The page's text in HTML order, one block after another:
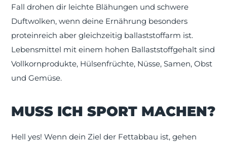
Fall drohen dir leichte Blähungen und schwere
Duftwolken, wenn deine Ernährung besonders
proteinreich aber gleichzeitig ballaststoffarm ist.
Lebensmittel mit einem hohen Ballaststoffgehalt sind
Vollkornprodukte, Hülsenfrüchte, Nüsse, Samen, Obst
und Gemüse.
MUSS ICH SPORT MACHEN?
Hell yes! Wenn dein Ziel der Fettabbau ist, gehen